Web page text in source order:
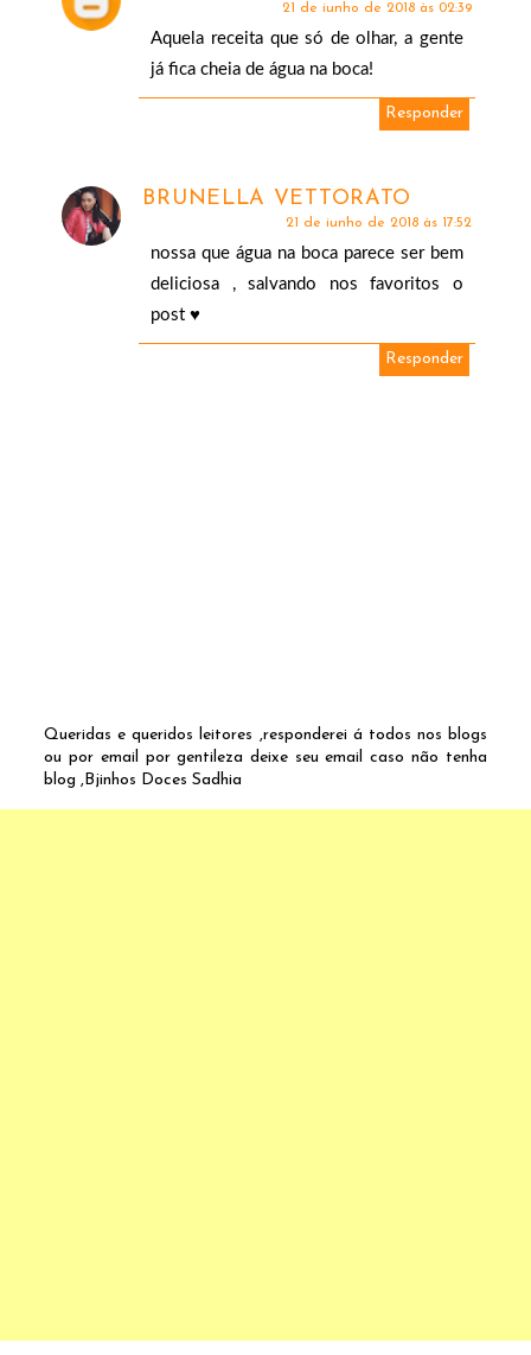
21 de junho de 2018 às 02:39
Aquela receita que só de olhar, a gente
já fica cheia de água na boca!
Responder
BRUNELLA VETTORATO
21 de junho de 2018 às 17:52
nossa que água na boca parece ser bem
deliciosa , salvando nos favoritos o
post ♥
Responder
Queridas e queridos leitores ,responderei á todos nos blogs
ou por email por gentileza deixe seu email caso não tenha
blog ,Bjinhos Doces Sadhia